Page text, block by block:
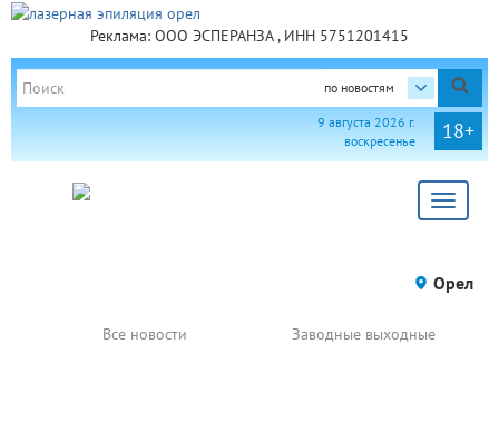
Реклама: ООО ЭСПЕРАНЗА , ИНН 5751201415
по новостям
18+
9 августа 2026 г.
воскресенье
Toggle
Орел
Все новости Заводные выходные